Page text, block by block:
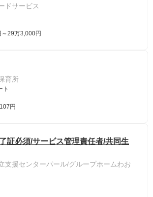
ドサービス
29万3,000円
育所
ト
円
証必須/サービス管理責任者/共同生
支援センターパール/グループホームわお